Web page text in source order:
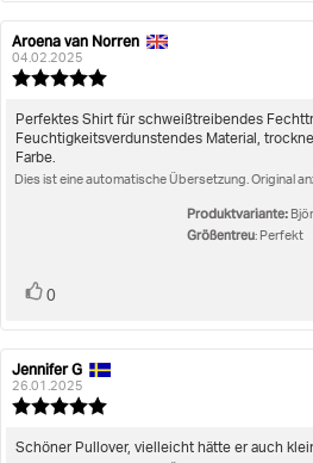
Autor
der
Rezension:
Aroena van Norren
04.02.2025
von
5
Rezensionstext:
Perfektes Shirt für schweißtreibendes
Feuchtigkeitsverdunstendes Material,
Farbe.
Dies ist eine automatische Übersetzung. Original
Produktvariante:
Größentreu: Perfekt
Stimme
0
Autor
der
Rezension:
Jennifer G
26.01.2025
von
Rezensionstext:
Schöner Pullover, vielleicht hätte er auch